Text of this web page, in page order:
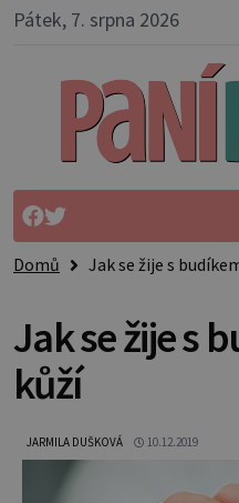
Pátek, 7. srpna 2026
Domů Jak se žije s
Jak se žije s
kůží
JARMILA DUŠKOVÁ 10.12.2019